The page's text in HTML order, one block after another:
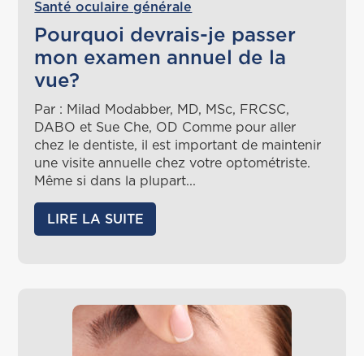
Santé oculaire générale
Pourquoi devrais-je passer
mon examen annuel de la
vue?
Par : Milad Modabber, MD, MSc, FRCSC,
DABO et Sue Che, OD Comme pour aller
chez le dentiste, il est important de maintenir
une visite annuelle chez votre optométriste.
Même si dans la plupart...
LIRE LA SUITE